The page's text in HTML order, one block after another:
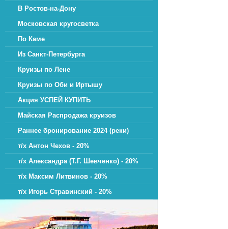
В Ростов-на-Дону
Московская кругосветка
По Каме
Из Санкт-Петербурга
Круизы по Лене
Круизы по Оби и Иртышу
Акция УСПЕЙ КУПИТЬ
Майская Распродажа круизов
Раннее бронирование 2024 (реки)
т/х Антон Чехов - 20%
т/х Александра (Т.Г. Шевченко) - 20%
т/х Максим Литвинов - 20%
т/х Игорь Стравинский - 20%